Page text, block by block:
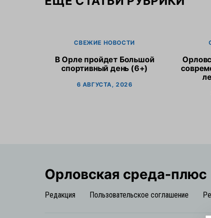
СВЕЖИЕ НОВОСТИ
В Орле пройдет Большой
спортивный день (6+)
6 АВГУСТА, 2026
Орловская cреда-плюс
Редакция Пользовательское соглашение